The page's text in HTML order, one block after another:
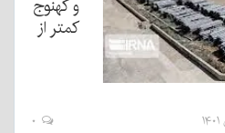
و کهنوج
کمتر از